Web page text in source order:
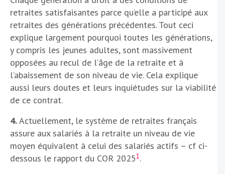
retraites satisfaisantes parce qu’elle a participé aux
retraites des générations précédentes. Tout ceci
explique largement pourquoi toutes les générations,
y compris les jeunes adultes, sont massivement
opposées au recul de l’âge de la retraite et à
l’abaissement de son niveau de vie. Cela explique
aussi leurs doutes et leurs inquiétudes sur la viabilité
de ce contrat.
4.Actuellement, le système de retraites français
assure aux salariés à la retraite un niveau de vie
moyen équivalent à celui des salariés actifs – cf ci-
dessous le rapport du COR 20251 .